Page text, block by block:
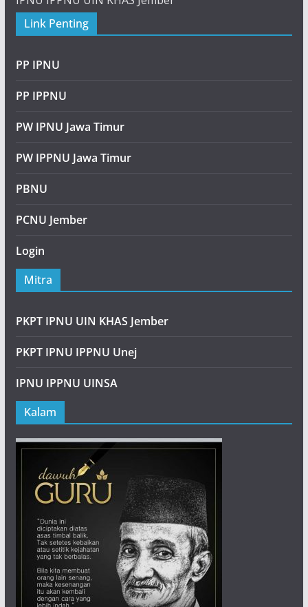
Link Penting
PP IPNU
PP IPPNU
PW IPNU Jawa Timur
PW IPPNU Jawa Timur
PBNU
PCNU Jember
Login
Mitra
PKPT IPNU UIN KHAS Jember
PKPT IPNU IPPNU Unej
IPNU IPPNU UINSA
Kalam